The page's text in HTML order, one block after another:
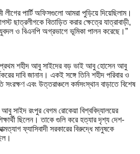
লীগের পার্টি অফিসগুলো আমরা পুড়িয়ে দিয়েছিলাম।
ছাত্রলীগকে বিতাড়িত করার ক্ষেত্রে যাত্রাবাড়ী,
ও বিএনপি অগ্রভাগে ভূমিকা পালন করেছে।”
শহীদ আবু সাইদের বড় ভাই আবু হোসেন আবু
দাবি জানান। একই সঙ্গে তিনি শহীদ পরিবার ও
এবং উত্তরাঞ্চলে কর্মসংস্থান বাড়াতে বিশেষ
সাইদ রংপুর বেগম রোকেয়া বিশ্ববিদ্যালয়ের
ছিলেন। তাকে গুলি করে হত্যার দৃশ্য দেশ-
ফ্যাসিবাদী সরকারের বিরুদ্ধে মানুষকে